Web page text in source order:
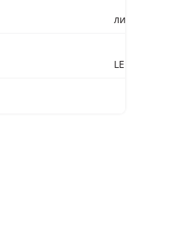
литые R18
LED